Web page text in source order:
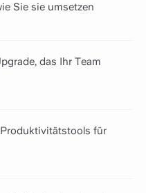
Sie sie umsetzen
das Ihr Team
für